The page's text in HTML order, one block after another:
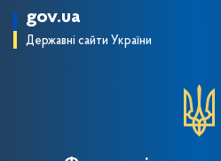
gov.ua
Державні сайти України